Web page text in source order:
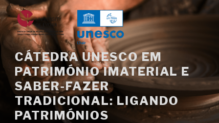
Saltar
para
conteúdo
CÁTEDRA UNESCO EM
PATRIMÓNIO IMATERIAL E
SABER-FAZER
TRADICIONAL: LIGANDO
PATRIMÓNIOS